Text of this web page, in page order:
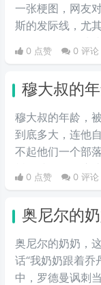
一张梗图，网友
斯的发际线，尤
了，很多他的球
会体会到中年谢
线问题，现在连
0 点赞 0 评论
穆大叔的
穆大叔的年龄，
到底多大，连他
不起他们一个部
树是谁砍的？这
至在米国都被当
0 点赞 0 评论
奥尼尔的
奥尼尔的奶奶，
话“我奶奶跟着乔
中，罗德曼讽刺